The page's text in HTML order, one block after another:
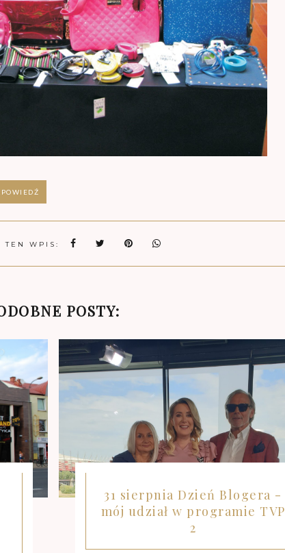
TEN WPIS:
POSTY:
31 sierpnia Dzień Blogera -
mój udział w programie TVP
2